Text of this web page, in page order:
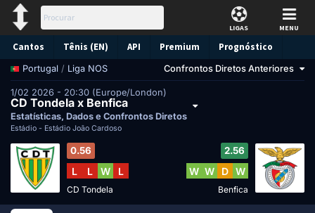
LIGAS MENU
Cantos Tênis (EN) API Premium Prognóstico
Portugal / Liga NOS Confrontos Diretos Anteriores
1/02 2026 - 20:30 (Europe/London)
CD Tondela x Benfica
Estatísticas, Dados e Confrontos Diretos
Estádio - Estádio João Cardoso
0.56
L L W L
CD Tondela
2.56
W W D W
Benfica